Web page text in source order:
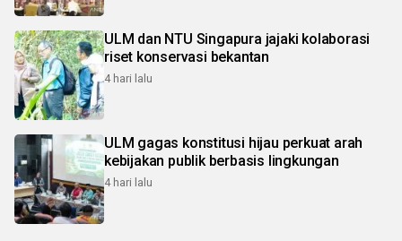
ULM dan NTU Singapura jajaki kolaborasi
riset konservasi bekantan
4 hari lalu
ULM gagas konstitusi hijau perkuat arah
kebijakan publik berbasis lingkungan
4 hari lalu